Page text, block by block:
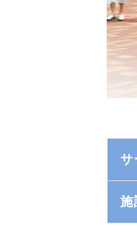
サ
施